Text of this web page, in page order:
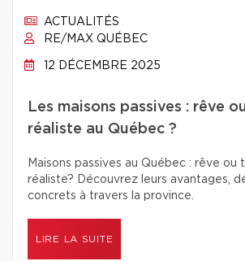
ACTUALITÉS
RE/MAX QUÉBEC
12 DÉCEMBRE 2025
Les maisons passives : rêve
réaliste au Québec ?
Maisons passives au Québec : rêve ou
réaliste? Découvrez leurs avantages,
concrets à travers la province.
LIRE LA SUITE